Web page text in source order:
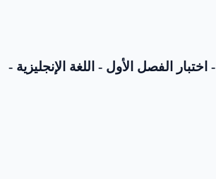
الموضوع رقم 57 - اختبار الفصل الأول - اللغة الإنجليزية -